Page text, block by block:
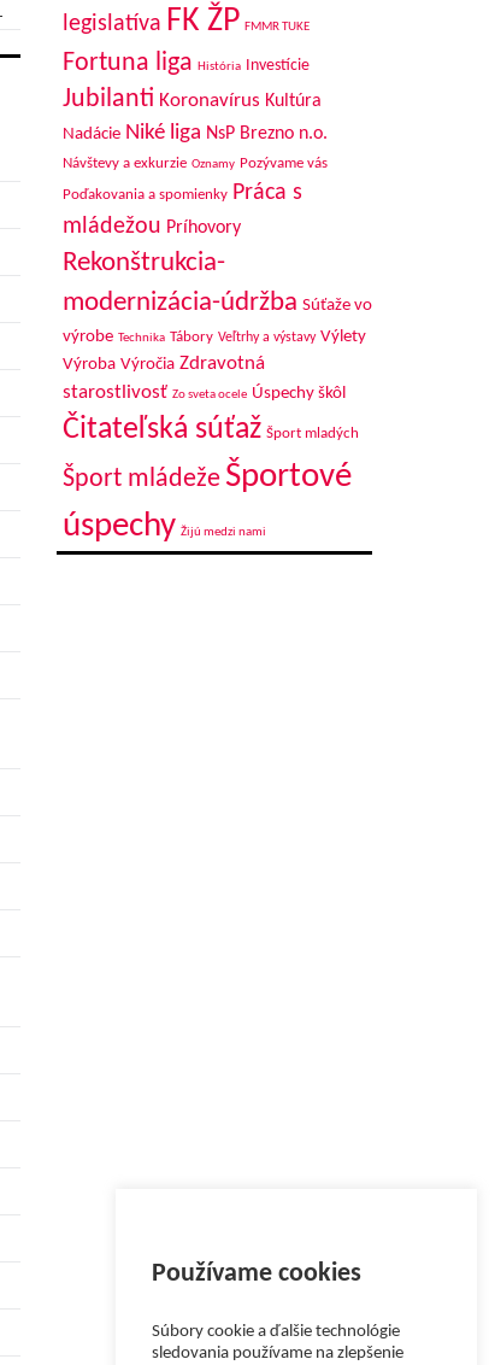
legislatíva FK ŽP FMMR TUKE
Fortuna liga História Investície
Jubilanti Koronavírus Kultúra
Nadácie Niké liga NsP Brezno n.o.
Návštevy a exkurzie Oznamy Pozývame vás
Poďakovania a spomienky Práca s
mládežou Príhovory
Rekonštrukcia-
modernizácia-údržba Súťaže vo
výrobe Technika Tábory Veľtrhy a výstavy Výlety
Výroba Výročia Zdravotná
starostlivosť Zo sveta ocele Úspechy škôl
Čitateľská súťaž Šport mladých
Šport mládeže Športové
úspechy Žijú medzi nami
Používame cookies
Súbory cookie a ďalšie technológie
sledovania používame na zlepšenie